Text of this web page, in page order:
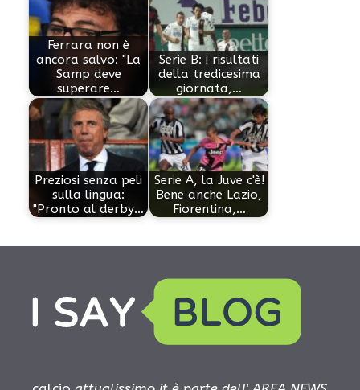
Ferrara non è
ancora salvo: "La
Samp deve
superare…
Serie B: i risultati
della tredicesima
giornata,…
Preziosi senza peli
sulla lingua:
"Pronto al derby…
Serie A, la Juve c'è!
Bene anche Lazio,
Fiorentina,…